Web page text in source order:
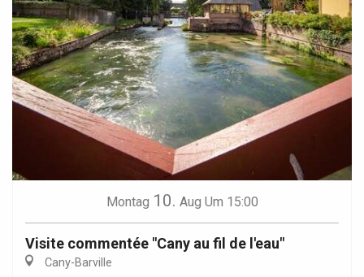
Montag 10. Aug Um 15:00
Visite commentée "Cany au fil de l'eau"
Cany-Barville